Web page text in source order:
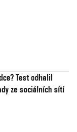
Test odhalil
ze sociálních sítí